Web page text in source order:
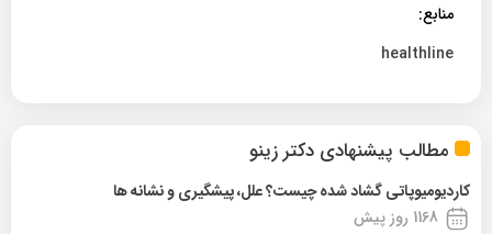
مطالب پیشنهادی دکتر زینو
کاردیومیوپاتی گشاد شده چیست؟ علل، پیشگیری و نشانه ها
1168 روز پیش
منابع:
healthline